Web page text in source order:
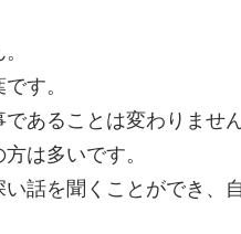
す。
あることは変わりません
は多いです。
話を聞くことができ、